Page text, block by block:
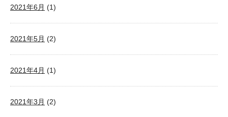
2021年6月 (1)
2021年5月 (2)
2021年4月 (1)
2021年3月 (2)